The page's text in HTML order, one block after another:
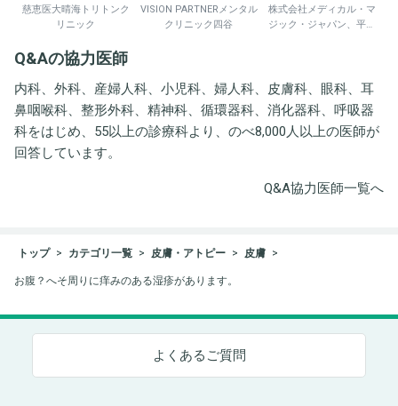
慈恵医大晴海トリトンク
リニック
VISION PARTNERメンタル
クリニック四谷
株式会社メディカル・マ
ジック・ジャパン、平野
Q&Aの協力医師
内科、外科、産婦人科、小児科、婦人科、皮膚科、眼科、耳
鼻咽喉科、整形外科、精神科、循環器科、消化器科、呼吸器
科をはじめ、55以上の診療科より、のべ8,000人以上の医師が
回答しています。
Q&A協力医師一覧へ
トップ カテゴリ一覧 皮膚・アトピー 皮膚
お腹？へそ周りに痒みのある湿疹があります。
よくあるご質問